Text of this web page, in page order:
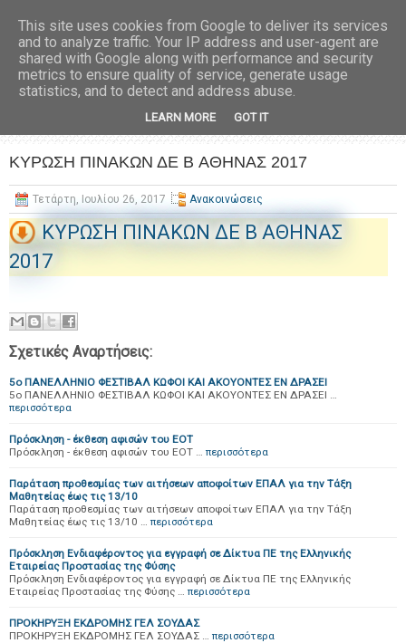
ΚΥΡΩΣΗ ΠΙΝΑΚΩΝ ΔΕ B ΑΘΗΝΑΣ 2017
Τετάρτη, Ιουλίου 26, 2017 Ανακοινώσεις
ΚΥΡΩΣΗ ΠΙΝΑΚΩΝ ΔΕ B ΑΘΗΝΑΣ
2017
Σχετικές Αναρτήσεις:
5ο ΠΑΝΕΛΛΗΝΙΟ ΦΕΣΤΙΒΑΛ ΚΩΦΟΙ ΚΑΙ ΑΚΟΥΟΝΤΕΣ ΕΝ ΔΡΑΣΕΙ
5ο ΠΑΝΕΛΛΗΝΙΟ ΦΕΣΤΙΒΑΛ ΚΩΦΟΙ ΚΑΙ ΑΚΟΥΟΝΤΕΣ ΕΝ ΔΡΑΣΕΙ …
περισσότερα
Πρόσκληση - έκθεση αφισών του ΕΟΤ
Πρόσκληση - έκθεση αφισών του ΕΟΤ … περισσότερα
Παράταση προθεσμίας των αιτήσεων αποφοίτων ΕΠΑΛ για την Τάξη
Μαθητείας έως τις 13/10
Παράταση προθεσμίας των αιτήσεων αποφοίτων ΕΠΑΛ για την Τάξη
Μαθητείας έως τις 13/10 … περισσότερα
Πρόσκληση Ενδιαφέροντος για εγγραφή σε Δίκτυα ΠΕ της Ελληνικής
Εταιρείας Προστασίας της Φύσης
Πρόσκληση Ενδιαφέροντος για εγγραφή σε Δίκτυα ΠΕ της Ελληνικής
Εταιρείας Προστασίας της Φύσης … περισσότερα
ΠΡΟΚΗΡΥΞΗ ΕΚΔΡΟΜΗΣ ΓΕΛ ΣΟΥΔΑΣ
ΠΡΟΚΗΡΥΞΗ ΕΚΔΡΟΜΗΣ ΓΕΛ ΣΟΥΔΑΣ … περισσότερα
This site uses cookies from Google to deliver its services
and to analyze traffic. Your IP address and user-agent are
shared with Google along with performance and security
metrics to ensure quality of service, generate usage
statistics, and to detect and address abuse.
LEARN MORE GOT IT